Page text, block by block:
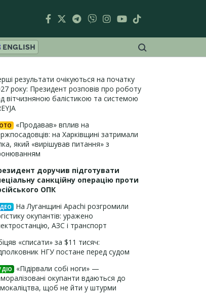
ENGLISH
результати очікуються на початку
року: Президент розповів про роботу
вітчизняною балістикою та системою
«Продавав» вплив на
на Харківщині затримали
який «вирішував питання» з
доручив підготувати
санкційну операцію проти
ОПК
На Луганщині Apachi розгромили
окупантів: уражено
АЗС і транспорт
«списати» за $11 тисяч:
НГУ постане перед судом
«Підірвали собі ноги» —
окупанти вдаються до
щоб не йти у штурми